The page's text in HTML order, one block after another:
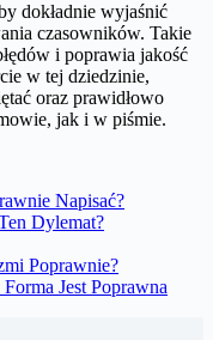
dokładnie wyjaśnić
czasowników. Takie
i poprawia jakość
w tej dziedzinie,
oraz prawidłowo
jak i w piśmie.
Napisać?
Dylemat?
Poprawnie?
Jest Poprawna